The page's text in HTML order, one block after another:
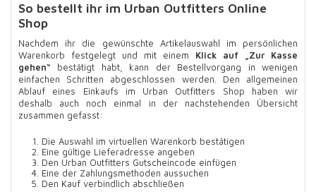
So bestellt ihr im Urban Outfitters Online
Shop
Nachdem ihr die gewünschte Artikelauswahl im persönlichen
Warenkorb festgelegt und mit einem Klick auf „Zur Kasse
gehen“ bestätigt habt, kann der Bestellvorgang in wenigen
einfachen Schritten abgeschlossen werden. Den allgemeinen
Ablauf eines Einkaufs im Urban Outfitters Shop haben wir
deshalb auch noch einmal in der nachstehenden Übersicht
zusammen gefasst:
Die Auswahl im virtuellen Warenkorb bestätigen
Eine gültige Lieferadresse angeben
Den Urban Outfitters Gutscheincode einfügen
Eine der Zahlungsmethoden aussuchen
Den Kauf verbindlich abschließen